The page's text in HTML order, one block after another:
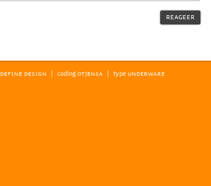
DEFINE DESIGN | codingOTJENSA | type UNDERWARE